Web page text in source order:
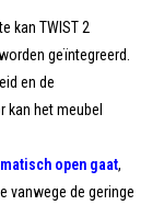
kan TWIST 2
geïntegreerd.
en de
het meubel
open gaat,
vanwege de geringe